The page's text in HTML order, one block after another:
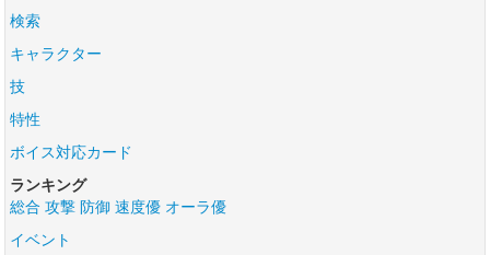
検索
キャラクター
技
特性
ボイス対応カード
ランキング
総合 攻撃 防御 速度優 オーラ優
イベント